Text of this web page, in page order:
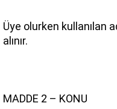
Üye olurken kullanılan
alınır.
MADDE 2 – KONU